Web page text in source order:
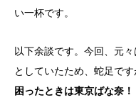
い一杯です。
以下余談です。今回、元
としていたため、蛇足です
困ったときは東京ばな奈！